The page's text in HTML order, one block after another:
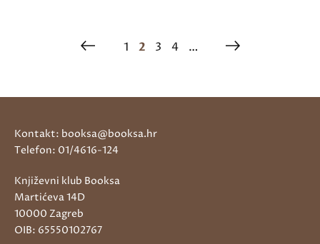
1 2 3 4 …
Kontakt: booksa@booksa.hr
Telefon: 01/4616-124
Književni klub Booksa
Martićeva 14D
10000 Zagreb
OIB: 65550102767